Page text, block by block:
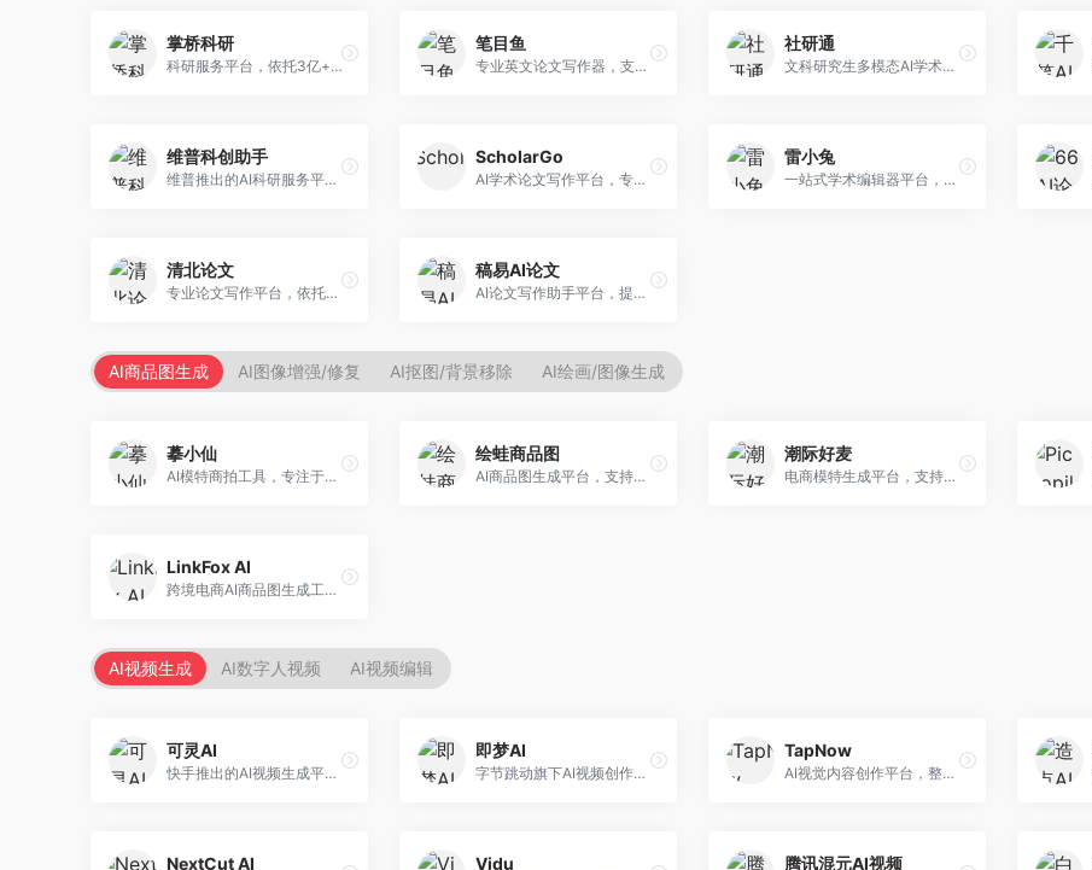
掌桥科研
科研服务平台，依托3亿+真实文献数据库。面向学术研究者和学生，提供文献检索、论文写作、科研数据分析等服务，文献资源丰富，学术支持专业。
笔目鱼
专业英文论文写作器，支持学术论文全流程。面向留学生和国际期刊投稿者，提供英文论文撰写、润色、格式调整等服务，学术英语表达规范。
社研通
文科研究生多模态AI学术写作平台。面向文科研究生和社科研究者，提供文献综述、理论分析、定性研究辅助等服务，文科研究方法论支持完善。
维普科创助手
维普推出的AI科研服务平台，整合学术资源与智能写作。面向科研人员和高校师生，提供文献检索、论文写作、查重检测等一站式服务，学术资源权威可靠。
ScholarGo
AI学术论文写作平台，专注于理工科领域的逻辑构建。面向理工科研究生和科研工作者，提供公式编辑、数据分析、论文结构优化等服务，理工科写作逻辑严谨。
雷小兔
一站式学术编辑器平台，覆盖论文写作全流程。面向高校学生和科研人员，提供选题分析、文献检索、论文生成、查重降重等服务，操作流程清晰，学术写作效率显著提升。
清北论文
专业论文写作平台，依托高校学术资源。面向本科生和研究生，提供论文指导、写作辅助、查重检测等服务，学术规范性强，适合追求高质量论文的用户。
稿易AI论文
AI论文写作助手平台，提供智能化学术写作支持。面向高校学生，支持多种论文类型生成，提供参考文献管理和格式规范服务，操作流程简单。
AI商品图生成 AI图像增强/修复 AI抠图/背景移除 AI绘画/图像生成
摹小仙
AI模特商拍工具，专注于服装电商。面向服装电商卖家，提供虚拟模特试穿、商品展示图生成等服务，模特形象多样，拍摄成本低。
绘蛙商品图
AI商品图生成平台，支持模特换装和场景生成。面向电商卖家，提供商品上身效果展示、场景化商品图生成等服务，电商营销效果显著。
潮际好麦
电商模特生成平台，支持AI虚拟模特创作。面向服装和配饰电商，提供模特试穿、商品展示、营销素材生成等服务，模特形象可定制。
LinkFox AI
跨境电商AI商品图生成工具。面向跨境电商卖家，支持多语言商品图生成、模特替换、场景优化等服务，适配海外电商平台需求。
AI视频生成 AI数字人视频 AI视频编辑
可灵AI
快手推出的AI视频生成平台，支持文生视频和图生视频，可生成长达2分钟的高质量视频内容。面向短视频创作者和营销人员，操作简便，生成效果逼真，适合商业推广和创意表达。
即梦AI
字节跳动旗下AI视频创作平台，支持多模态内容生成。面向内容创作者和营销人员，提供文生视频、图生视频、智能剪辑等功能，中文理解能力强，创作效率高。
TapNow
AI视觉内容创作平台，整合图像与视频生成能力。面向内容创作者，提供文生图、文生视频、智能编辑等服务，创作工具丰富，一站式体验便捷。
NextCut AI Vidu 腾讯混元AI视频